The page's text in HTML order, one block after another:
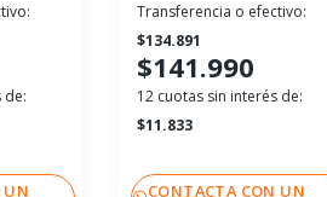
de:
UN
Transferencia o efectivo:
$134.891
$141.990
12 cuotas sin interés de:
$11.833
CONTACTA CON UN